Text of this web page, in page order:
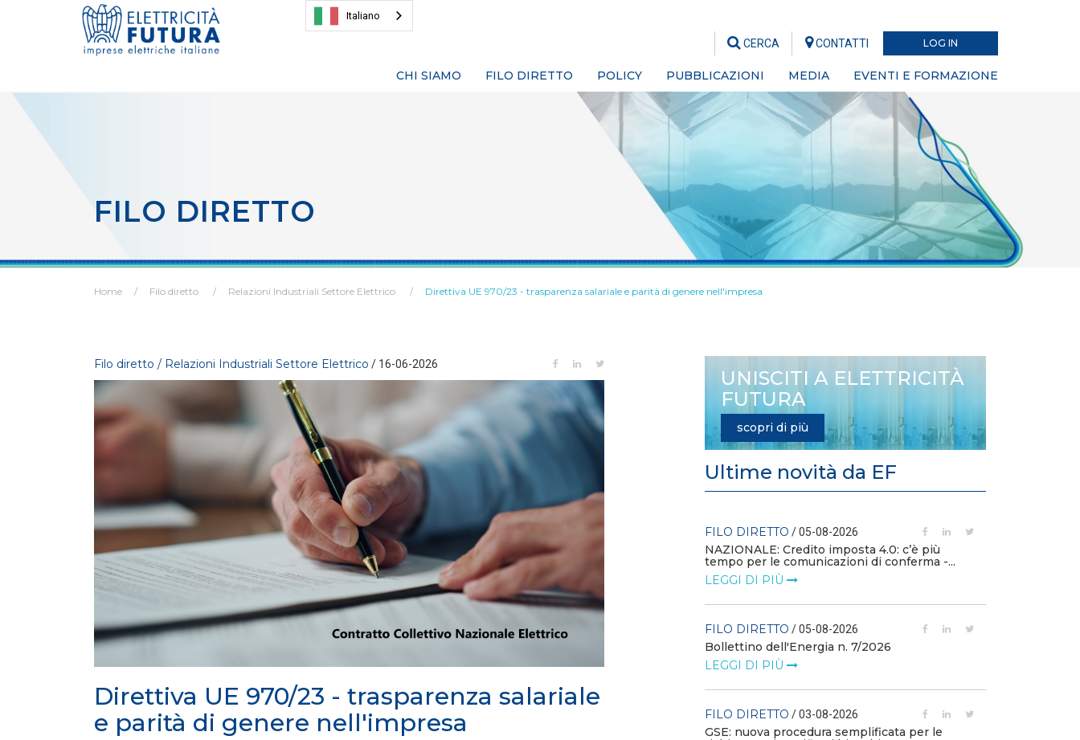
Italiano
LOG IN
CERCA CONTATTI
CHI SIAMO FILO DIRETTO POLICY PUBBLICAZIONI MEDIA EVENTI E FORMAZIONE
FILO DIRETTO
Home Filo diretto Relazioni Industriali Settore Elettrico Direttiva UE 970/23 - trasparenza salariale e parità di genere nell'impresa
Filo diretto / Relazioni Industriali Settore Elettrico / 16-06-2026
Direttiva UE 970/23 - trasparenza salariale
e parità di genere nell'impresa
UNISCITI A ELETTRICITÀ
FUTURA
scopri di più
Ultime novità da EF
FILO DIRETTO / 29-07-2026
MASE: approvata la Guida operativa dei
Certificati Bianchi
LEGGI DI PIÙ
FILO DIRETTO/ 28-07-2026
Mission Innovation 2.0 | Avviso Pubblico
FILO DIRETTO / 27-07-2026
FILO DIRETTO
Bando: si segnala quello del MIMIT per
contributi alle PMI
LEGGI DI PIÙ
FILO DIRETTO/ 23-07-2026
LEGGI DI PIÙ
Corte costituzionale: illegittimo il blocco delle
FILO DIRETTO / 05-08-2026
NAZIONALE: Credito imposta 4.0: c’è più
tempo per le comunicazioni di conferma -...
LEGGI DI PIÙ
FILO DIRETTO / 05-08-2026
Bollettino dell'Energia n. 7/2026
LEGGI DI PIÙ
FILO DIRETTO / 03-08-2026
GSE: nuova procedura semplificata per le